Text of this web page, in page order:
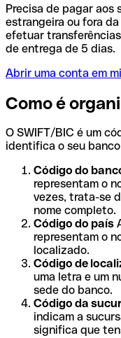
Precisa de pagar aos
estrangeira ou fora
efetuar
de entrega de 5 dias.
Abrir uma conta em
Como é
O SWIFT/BIC é um
identifica o seu
Código do
representam o
vezes, trata-se
nome completo.
Código do país
representam o
localizado.
Código de
uma letra e um
sede do banco.
Código da
indicam a
significa que